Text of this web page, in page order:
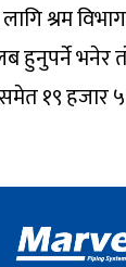
लागि श्रम
हुनुपर्ने भनेर
१९ हजार